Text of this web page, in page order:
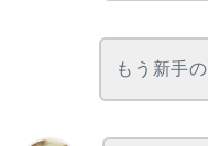
もう新手